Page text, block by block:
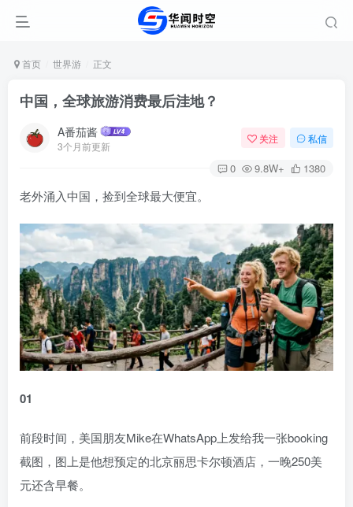
首页 世界游 正文
中国，全球旅游消费最后洼地？
A番茄酱
3个月前更新
关注 私信
0 9.8W+ 1380
老外涌入中国，捡到全球最大便宜。
01
前段时间，美国朋友Mike在WhatsApp上发给我一张booking
截图，图上是他想预定的北京丽思卡尔顿酒店，一晚250美
元还含早餐。